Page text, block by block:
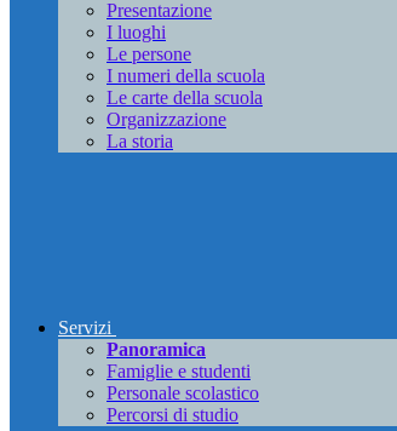
Presentazione
I luoghi
Le persone
I numeri della scuola
Le carte della scuola
Organizzazione
La storia
Servizi
Panoramica
Famiglie e studenti
Personale scolastico
Percorsi di studio